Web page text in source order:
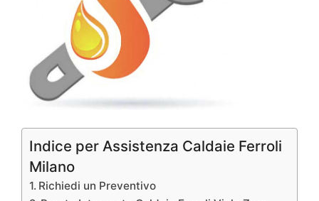
Indice per Assistenza Caldaie Ferroli
Milano
Richiedi un Preventivo